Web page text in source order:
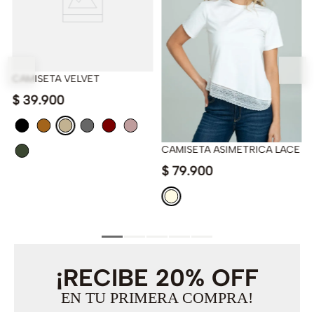
CAMISETA VELVET
$ 39.900
CAMISETA ASIMETRICA LACE
$ 79.900
¡RECIBE 20% OFF
EN TU PRIMERA COMPRA!